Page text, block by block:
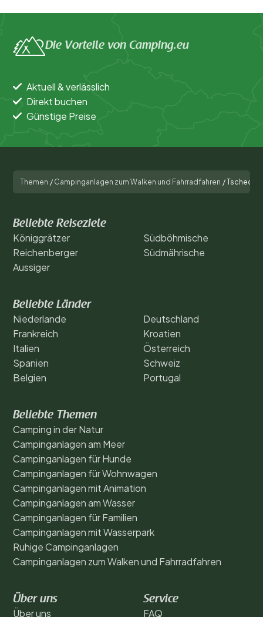
Die Vorteile von Camping.eu
Aktuell & verlässlich
Direkt buchen
Günstige Preise
Themen / Campinganlagen zum Walken und Fahrradfahren /
Beliebte Reiseziele
Königgrätzer
Reichenberger
Aussiger
Südböhmische
Südmährische
Beliebte Länder
Niederlande
Frankreich
Italien
Spanien
Belgien
Deutschland
Kroatien
Österreich
Schweiz
Portugal
Beliebte Themen
Camping in der Natur
Campinganlagen am Meer
Campinganlagen für Hunde
Campinganlagen für Wohnwagen
Campinganlagen mit Animation
Campinganlagen am Wasser
Campinganlagen für Familien
Campinganlagen mit Wasserpark
Ruhige Campinganlagen
Campinganlagen zum Walken und Fahrradfahren
Über uns
Über uns
Service
FAQ